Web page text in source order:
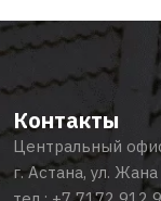
Контакты
Центральный
г. Астана, ул.